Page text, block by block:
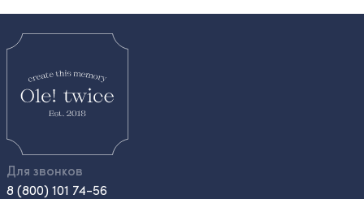
Для звонков
8 (800) 101 74-56